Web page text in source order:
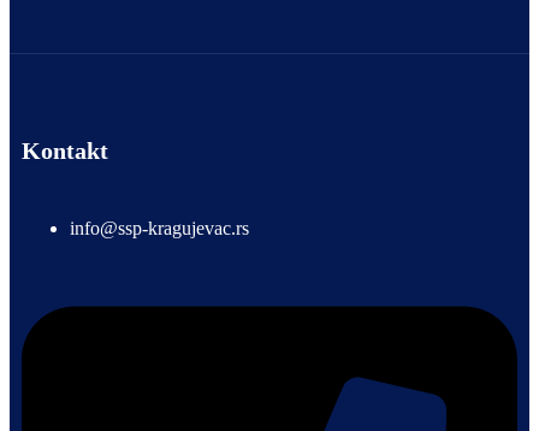
Kontakt
info@ssp-kragujevac.rs